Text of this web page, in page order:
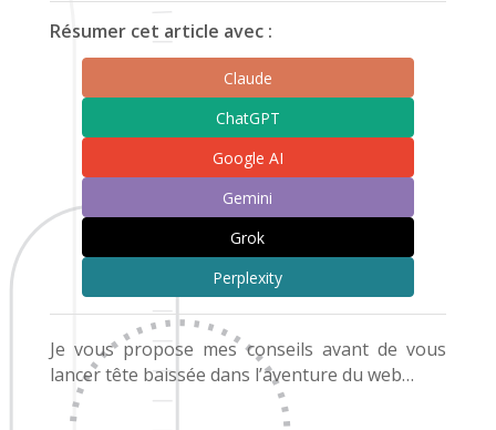
Résumer cet article avec :
Claude
ChatGPT
Google AI
Gemini
Grok
Perplexity
Je vous propose mes conseils avant de vous
lancer tête baissée dans l’aventure du web…